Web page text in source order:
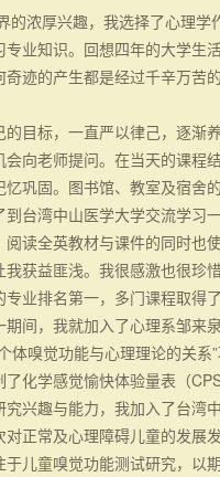
的浓厚兴趣，我选择了心理
业知识。回想四年的大学生
迹的产生都是经过千辛万苦
目标，一直严以律己，逐渐
向老师提问。在当天的课程
巩固。图书馆、教室及宿舍
台湾中山医学大学交流学习
读全英教材与课件的同时也
获益匪浅。我很感激也很珍
业排名第一，多门课程取得了
间，我就加入了心理系邹来
体嗅觉功能与心理理论的关
化学感觉愉快体验量表（
兴趣与能力，我加入了台湾
正常及心理障碍儿童的发展
儿童嗅觉功能测试研究，以